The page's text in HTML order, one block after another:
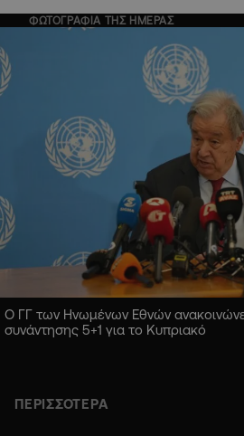
ΦΩΤΟΓΡΑΦΙΑ ΤΗΣ ΗΜΕΡΑΣ
Ο ΓΓ των Ηνωμένων Εθνών
συνάντησης 5+1 για το Κυπριακό
ΠΕΡΙΣΣΟΤΕΡΑ